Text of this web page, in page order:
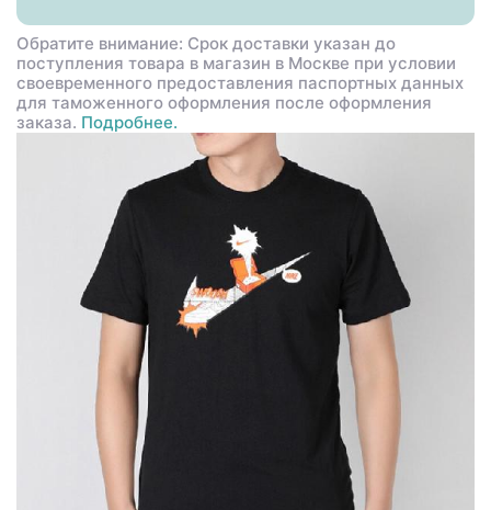
Обратите внимание: Срок доставки указан до
поступления товара в магазин в Москве при условии
своевременного предоставления паспортных данных
для таможенного оформления после оформления
заказа. Подробнее.